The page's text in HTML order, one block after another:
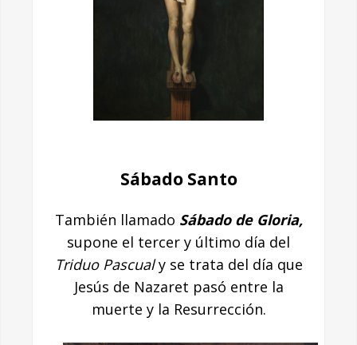
Sábado Santo
También llamado Sábado de Gloria,
supone el tercer y último día del
Triduo Pascualy se trata del día que
Jesús de Nazaret pasó entre la
muerte y la Resurrección.